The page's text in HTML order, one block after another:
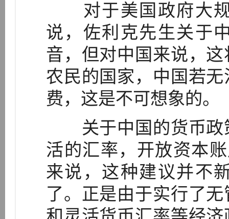
对于美国政府大规
说，佐利克先生关于
音，但对中国来说，
农民的国家，中国若
费，这是不可想象的。
关于中国的货币政
活的汇率，开放资本
来说，这种建议并不
了。正是由于实行了